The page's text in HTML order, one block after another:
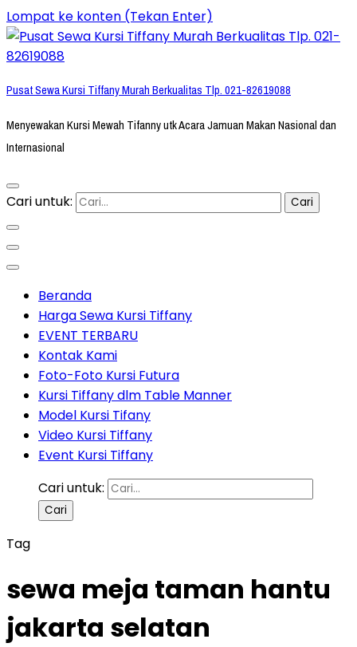
Lompat ke konten (Tekan Enter)
Pusat Sewa Kursi Tiffany Murah Berkualitas Tlp. 021-82619088
Menyewakan Kursi Mewah Tifanny utk Acara Jamuan Makan Nasional dan
Internasional
Cari untuk:
Beranda
Harga Sewa Kursi Tiffany
EVENT TERBARU
Kontak Kami
Foto-Foto Kursi Futura
Kursi Tiffany dlm Table Manner
Model Kursi Tifany
Video Kursi Tiffany
Event Kursi Tiffany
Cari untuk:
Tag
sewa meja taman hantu
jakarta selatan